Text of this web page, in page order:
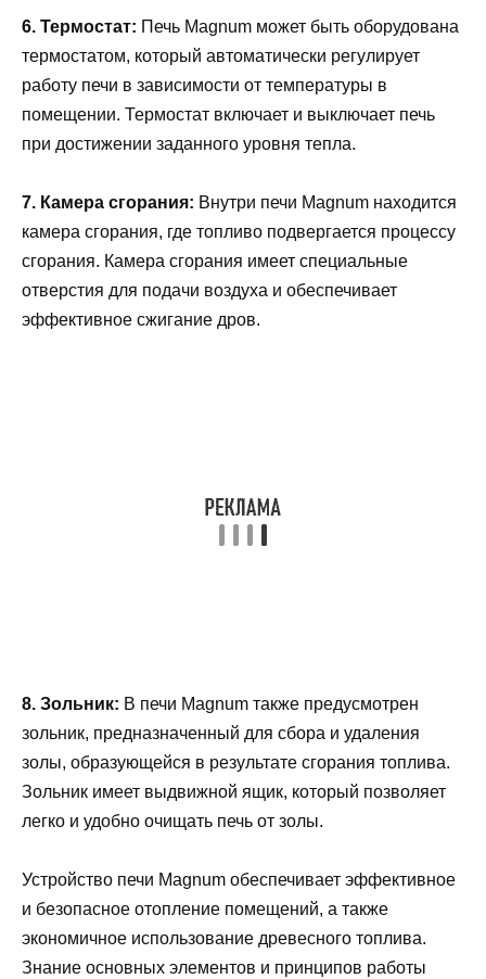
6. Термостат: Печь Magnum может быть оборудована
термостатом, который автоматически регулирует
работу печи в зависимости от температуры в
помещении. Термостат включает и выключает печь
при достижении заданного уровня тепла.
7. Камера сгорания: Внутри печи Magnum находится
камера сгорания, где топливо подвергается процессу
сгорания. Камера сгорания имеет специальные
отверстия для подачи воздуха и обеспечивает
эффективное сжигание дров.
8. Зольник: В печи Magnum также предусмотрен
зольник, предназначенный для сбора и удаления
золы, образующейся в результате сгорания топлива.
Зольник имеет выдвижной ящик, который позволяет
легко и удобно очищать печь от золы.
Устройство печи Magnum обеспечивает эффективное
и безопасное отопление помещений, а также
экономичное использование древесного топлива.
Знание основных элементов и принципов работы